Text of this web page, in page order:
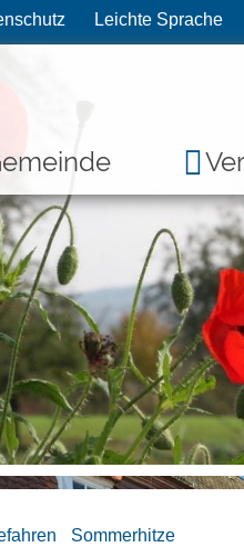
Leichte Sprache
Sommerhitze